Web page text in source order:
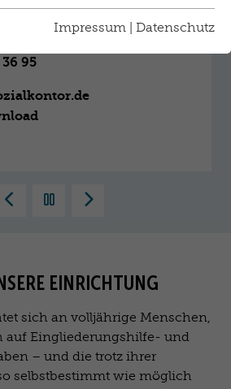
Impressum Datenschutz
95
Zurück PausierenVorwärts
EINRICHTUNG
sich an volljährige Menschen,
auf Eingliederungshilfe- und
– und die trotz ihrer
selbstbestimmt wie möglich